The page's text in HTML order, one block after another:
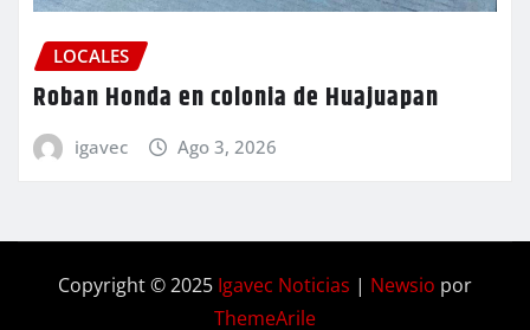
LOCALES
Roban Honda en colonia de Huajuapan
igavec Ago 3, 2026
Copyright © 2025 Igavec Noticias | Newsio por
ThemeArile